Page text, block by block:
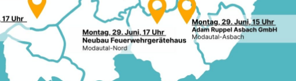
Kreativität sind hier keine Grenzen gesetzt. Jede
Workshop, Filmvorführung oder
Teil der Aktionswoche werden und wird auf dem
www.europawoche.hessen.de
die CDU-Politiker.